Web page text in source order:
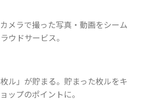
メラで撮った写真・動画をシーム
ウドサービス。
ル」が貯まる。貯まった枚ルをキ
ップのポイントに。